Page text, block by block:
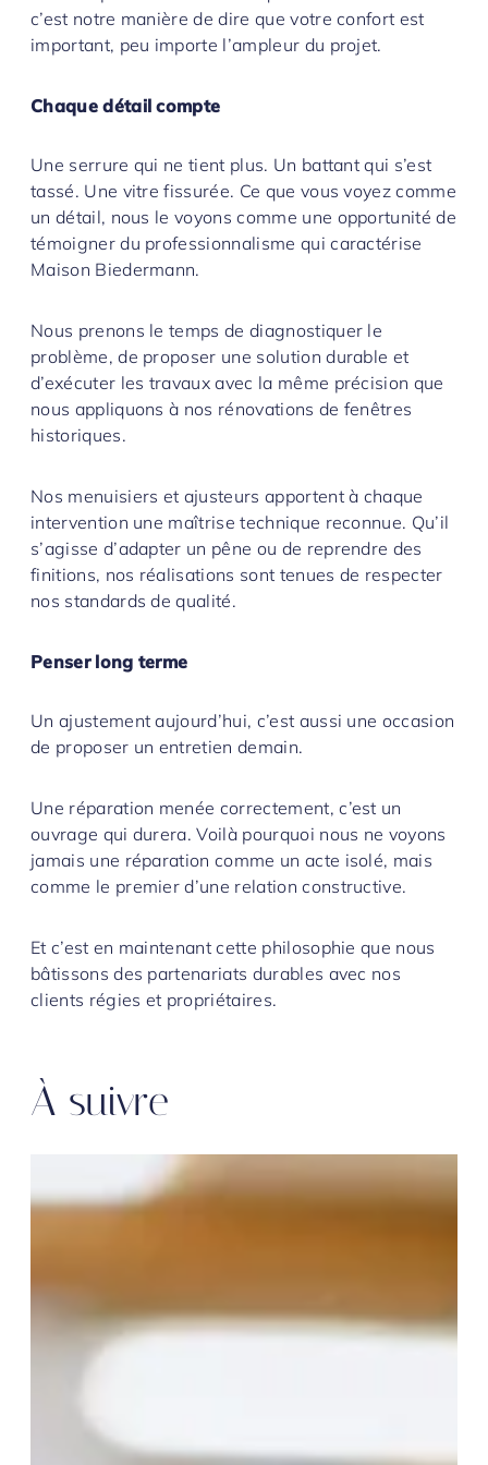
c’est notre manière de dire que votre confort est
important, peu importe l’ampleur du projet.
Chaque détail compte
Une serrure qui ne tient plus. Un battant qui s’est
tassé. Une vitre fissurée. Ce que vous voyez comme
un détail, nous le voyons comme une opportunité de
témoigner du professionnalisme qui caractérise
Maison Biedermann.
Nous prenons le temps de diagnostiquer le
problème, de proposer une solution durable et
d’exécuter les travaux avec la même précision que
nous appliquons à nos rénovations de fenêtres
historiques.
Nos menuisiers et ajusteurs apportent à chaque
intervention une maîtrise technique reconnue. Qu’il
s’agisse d’adapter un pêne ou de reprendre des
finitions, nos réalisations sont tenues de respecter
nos standards de qualité.
Penser long terme
Un ajustement aujourd’hui, c’est aussi une occasion
de proposer un entretien demain.
Une réparation menée correctement, c’est un
ouvrage qui durera. Voilà pourquoi nous ne voyons
jamais une réparation comme un acte isolé, mais
comme le premier d’une relation constructive.
Et c’est en maintenant cette philosophie que nous
bâtissons des partenariats durables avec nos
clients régies et propriétaires.
À suivre